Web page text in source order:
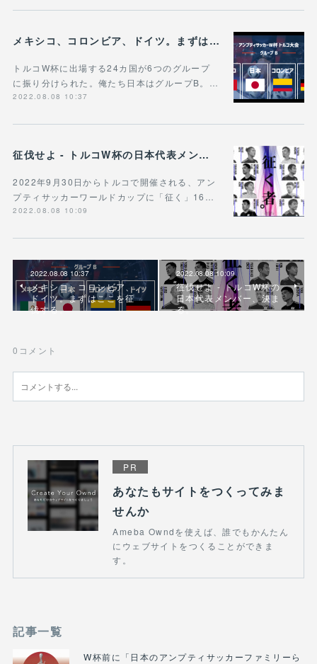
メキシコ、コロンビア、ドイツ。まずはここを征伐する。
トルコW杯に出場する24カ国が6つのグループ
に振り分けられた。俺たち日本はグループB。…
2022.08.08 10:37
征伐せよ - トルコW杯の日本代表メンバー、決まる。
2022年9月30日からトルコで開催される、アン
プティサッカーワールドカップに「征く」16…
2022.08.08 10:09
2022.08.08 10:37
メキシコ、コロンビア、
ドイツ。まずはここを征
伐する。
2022.08.08 10:09
征伐せよ - トルコW杯の
日本代表メンバー、決ま
る。
0 コメント
PR
あなたもサイトをつくってみま
せんか
Ameba Owndを使えば、誰でもかんたん
にウェブサイトをつくることができま
す。
記事一覧
W杯前に「日本のアンプティサッカーファミリーら